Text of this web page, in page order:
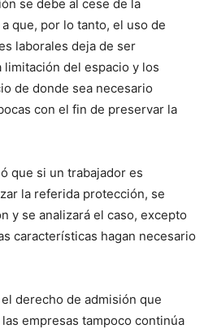
se debe al cese de la
que, por lo tanto, el uso de
laborales deja de ser
del espacio y los
de donde sea necesario
con el fin de preservar la
que si un trabajador es
la referida protección, se
y se analizará el caso, excepto
características hagan necesario
derecho de admisión que
empresas tampoco continúa